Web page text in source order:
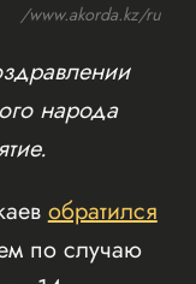
/www.akorda.kz/ru
народа
обратился
по случаю